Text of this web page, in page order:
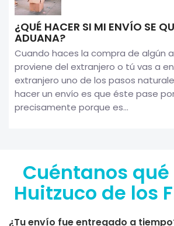
¿QUÉ HACER SI MI ENVÍO SE
ADUANA?
Cuando haces la compra de algún
proviene del extranjero o tú vas a
extranjero uno de los pasos
hacer un envío es que éste pase
precisamente porque es...
Cuéntanos
Huitzuco de los
¿Tu envío fue entregado a